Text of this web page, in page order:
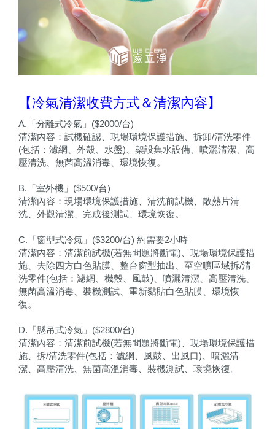
【冷氣清潔收費方式＆清潔內容】
A.「分離式冷氣」($2000/台)
清潔內容：試機確認、現場環境保護措施、拆卸/清洗零件
(包括：濾網、外殼、水盤)、架設集水設備、噴灑清潔、高
壓清洗、無菌高溫消毒、環境恢復。
B.「室外機」($500/台)
清潔內容：現場環境保護措施、清洗前試機、散熱片清
洗、外觀清潔、完成後測試、環境恢復。
C.「窗型式冷氣」($3200/台) 約需要2小時
清潔內容：清潔前試機(若無問題將斷電)、現場環境保護措
施、去除四方白色貼膜、整台窗型抽出、至空曠區域拆/清
洗零件(包括：濾網、機殼、風鼓)、噴灑清潔、高壓清洗、
無菌高溫消毒、裝機測試、重新黏貼白色貼膜、環境恢
復。
D.「懸吊式冷氣」($2800/台)
清潔內容：清潔前試機(若無問題將斷電)、現場環境保護措
施、拆/清洗零件(包括：濾網、風鼓、出風口)、噴灑清
潔、高壓清洗、無菌高溫消毒、裝機測試、環境恢復。